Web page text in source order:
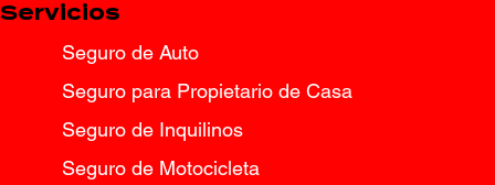
Servicios
Seguro de Auto
Seguro para Propietario de Casa
Seguro de Inquilinos
Seguro de Motocicleta